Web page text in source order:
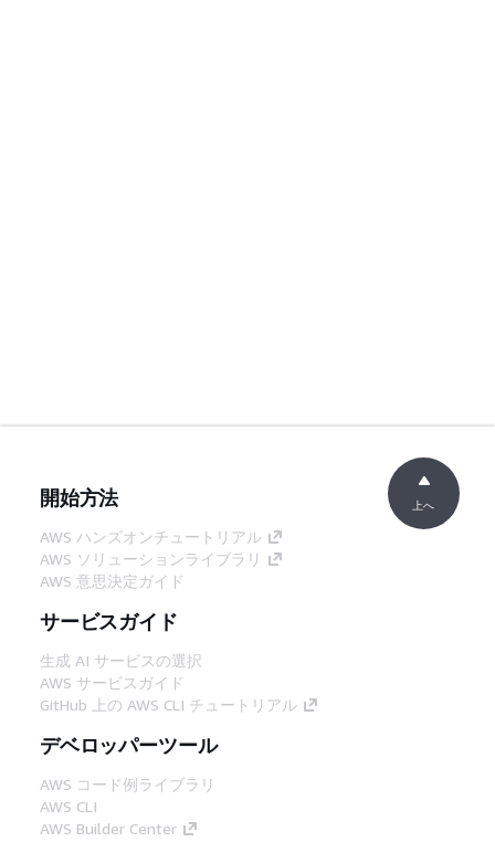
開始方法
AWS ハンズオンチュートリアル
AWS ソリューションライブラリ
AWS 意思決定ガイド
サービスガイド
生成 AI サービスの選択
AWS サービスガイド
GitHub 上の AWS CLI チュートリアル
デベロッパーツール
AWS コード例ライブラリ
AWS CLI
AWS Builder Center
上へ